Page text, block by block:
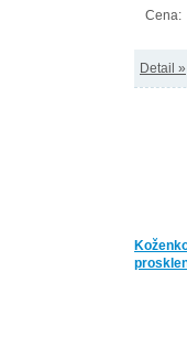
Cena:
Detail »